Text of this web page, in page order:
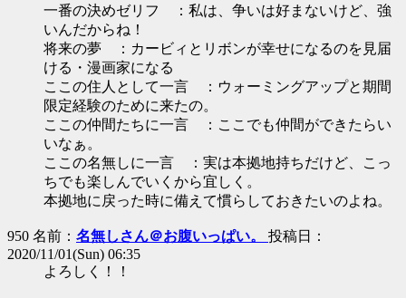
一番の決めゼリフ ：私は、争いは好まないけど、強
いんだからね！
将来の夢 ：カービィとリボンが幸せになるのを見届
ける・漫画家になる
ここの住人として一言 ：ウォーミングアップと期間
限定経験のために来たの。
ここの仲間たちに一言 ：ここでも仲間ができたらい
いなぁ。
ここの名無しに一言 ：実は本拠地持ちだけど、こっ
ちでも楽しんでいくから宜しく。
本拠地に戻った時に備えて慣らしておきたいのよね。
950 名前： 名無しさん＠お腹いっぱい。 投稿日：
2020/11/01(Sun) 06:35
よろしく！！